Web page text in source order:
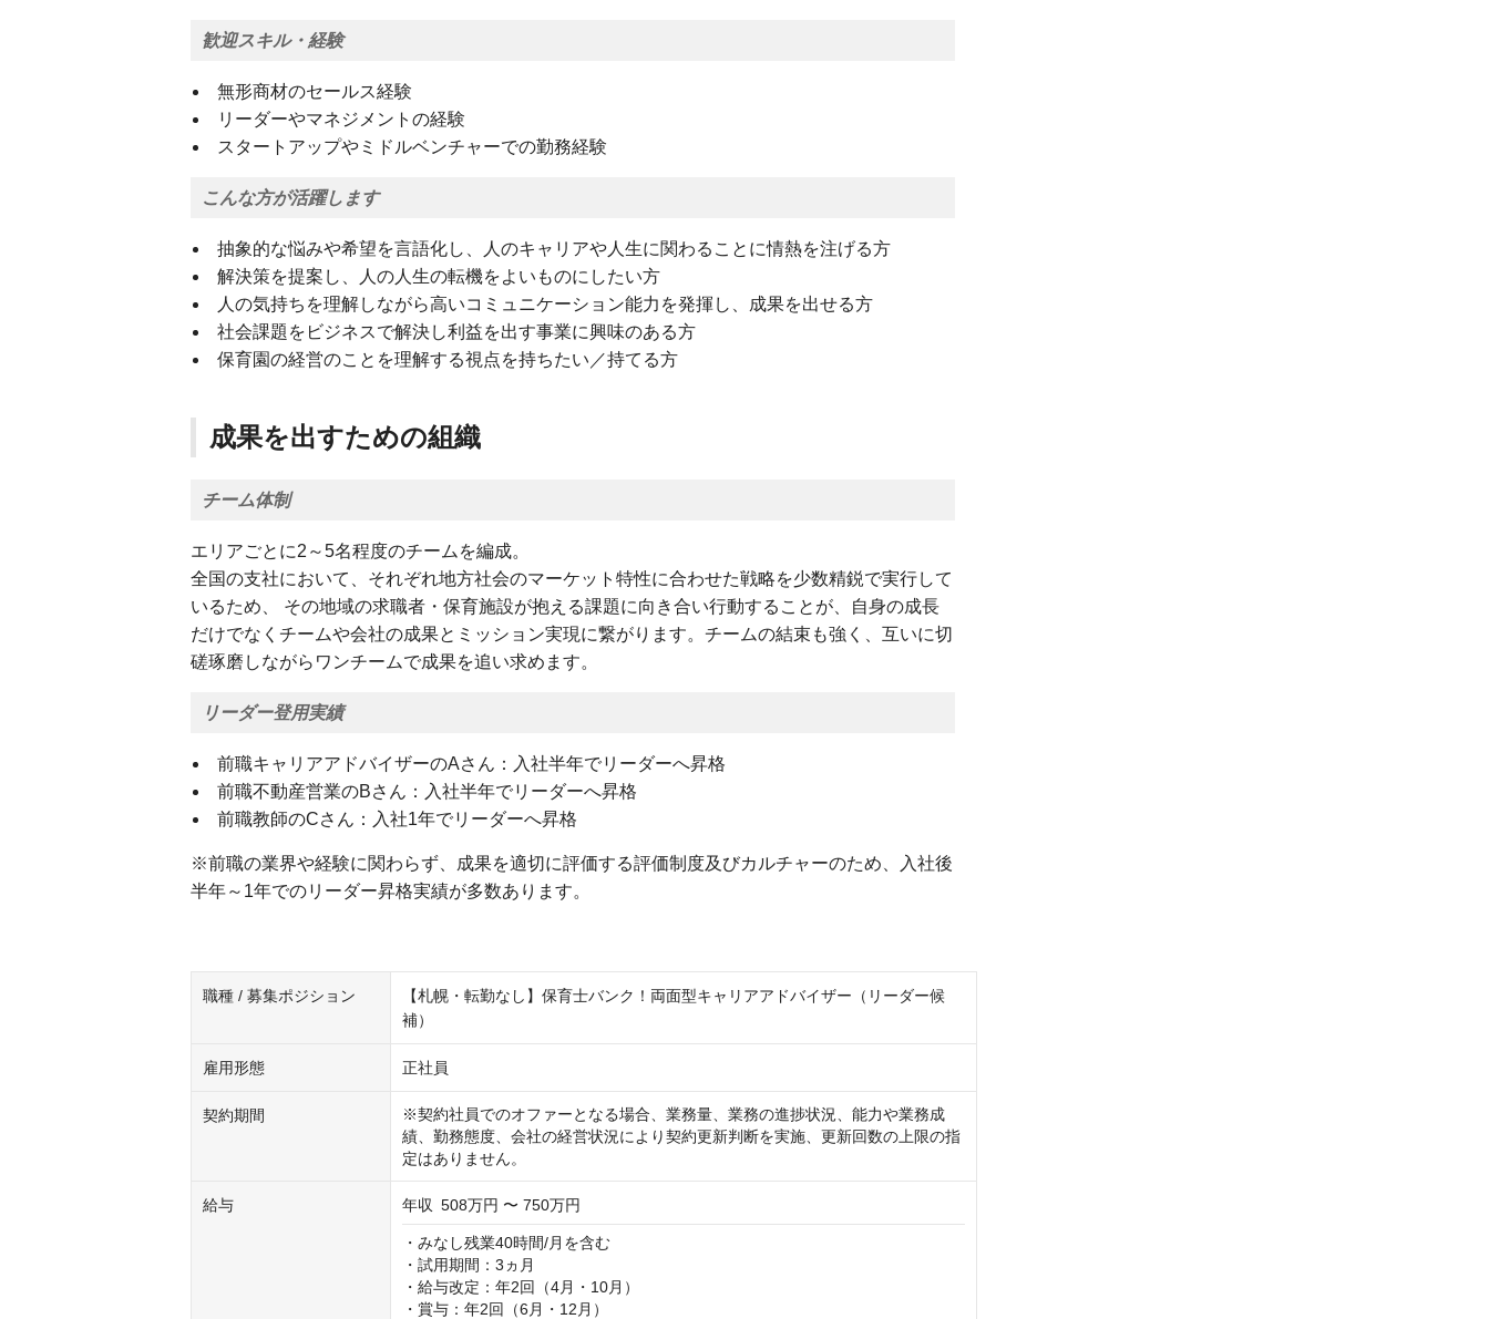
歓迎スキル・経験
無形商材のセールス経験
リーダーやマネジメントの経験
スタートアップやミドルベンチャーでの勤務経験
こんな方が活躍します
抽象的な悩みや希望を言語化し、人のキャリアや人生に関わることに情熱を注げる方
解決策を提案し、人の人生の転機をよいものにしたい方
人の気持ちを理解しながら高いコミュニケーション能力を発揮し、成果を出せる方
社会課題をビジネスで解決し利益を出す事業に興味のある方
保育園の経営のことを理解する視点を持ちたい／持てる方
成果を出すための組織
チーム体制
エリアごとに2～5名程度のチームを編成。
全国の支社において、それぞれ地方社会のマーケット特性に合わせた戦略を少数精鋭で実行して
いるため、 その地域の求職者・保育施設が抱える課題に向き合い行動することが、自身の成長
だけでなくチームや会社の成果とミッション実現に繋がります。チームの結束も強く、互いに切
磋琢磨しながらワンチームで成果を追い求めます。
リーダー登用実績
前職キャリアアドバイザーのAさん：入社半年でリーダーへ昇格
前職不動産営業のBさん：入社半年でリーダーへ昇格
前職教師のCさん：入社1年でリーダーへ昇格
※前職の業界や経験に関わらず、成果を適切に評価する評価制度及びカルチャーのため、入社後
半年～1年でのリーダー昇格実績が多数あります。
職種 / 募集ポジション
【札幌・転勤なし】保育士バンク！両面型キャリアアドバイザー（リーダー候
補）
雇用形態 正社員
契約期間
※契約社員でのオファーとなる場合、業務量、業務の進捗状況、能力や業務成
績、勤務態度、会社の経営状況により契約更新判断を実施、更新回数の上限の指
定はありません。
給与 年収 508万円 〜 750万円
・みなし残業40時間/月を含む
・試用期間：3ヵ月
・給与改定：年2回（4月・10月）
・賞与：年2回（6月・12月）